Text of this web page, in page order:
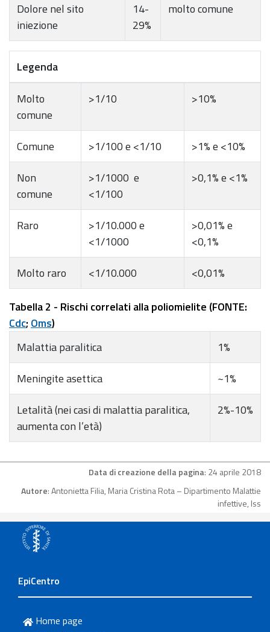
Dolore nel sito
iniezione
14-
29%
molto comune
Legenda
Molto
comune
>1/10 >10%
Comune >1/100 e <1/10
>1% e <10%
Non
comune
>1/1000 e
<1/100
>0,1% e <1%
Raro
>1/10.000 e
<1/1000
>0,01% e
<0,1%
Molto raro
<1/10.000 <0,01%
Tabella 2 - Rischi correlati alla poliomielite (FONTE:
Cdc; Oms)
Malattia paralitica
1%
Meningite asettica
~1%
Letalità (nei casi di malattia paralitica,
aumenta con l’età)
2%-10%
Data di creazione della pagina: 24 aprile 2018
Autore: Antonietta Filia, Maria Cristina Rota – Dipartimento Malattie
infettive, Iss
EpiCentro
Home page